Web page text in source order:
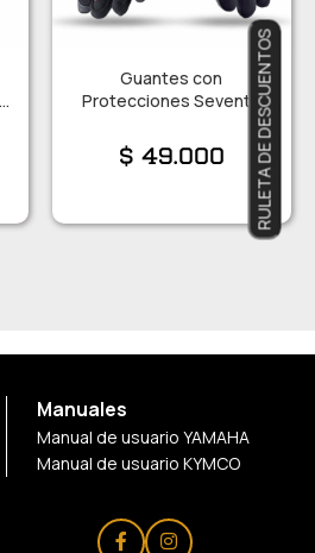
Guantes con
Protecciones Seventy
$ 49.000
Manuales
Manual de usuario YAMAHA
Manual de usuario KYMCO
RULETA DE DESCUENTOS